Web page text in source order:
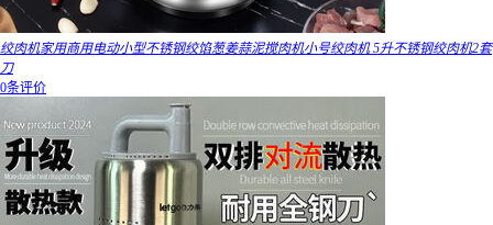
绞肉机家用商用电动小型不锈钢绞馅葱姜蒜泥搅肉机小号绞肉机 5升不锈钢绞肉机2套
刀
0条评价